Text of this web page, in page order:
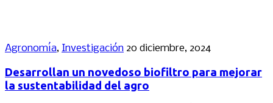
Agronomía, Investigación 20 diciembre, 2024
Desarrollan un novedoso biofiltro para mejorar
la sustentabilidad del agro